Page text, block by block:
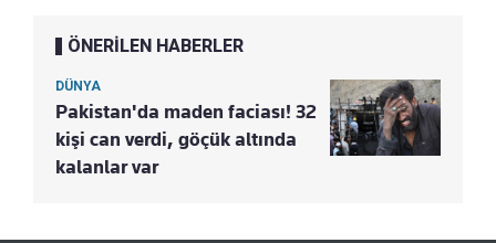
ÖNERİLEN HABERLER
DÜNYA
Pakistan'da maden faciası! 32
kişi can verdi, göçük altında
kalanlar var